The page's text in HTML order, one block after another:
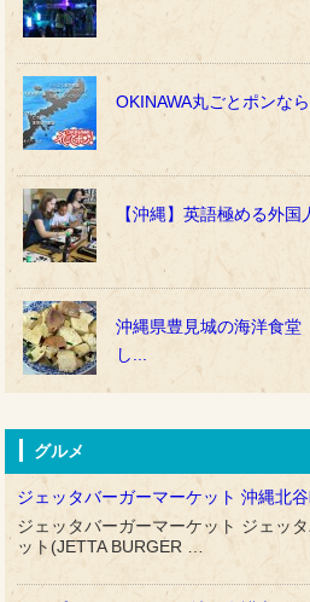
OKINAWA丸ごとポンな
【沖縄】英語極める外
沖縄県豊見城の海洋食堂
し...
グルメ
ジェッタバーガーマーケット 沖縄北
ジェッタバーガーマーケット ジェッ
ット(JETTA BURGER …